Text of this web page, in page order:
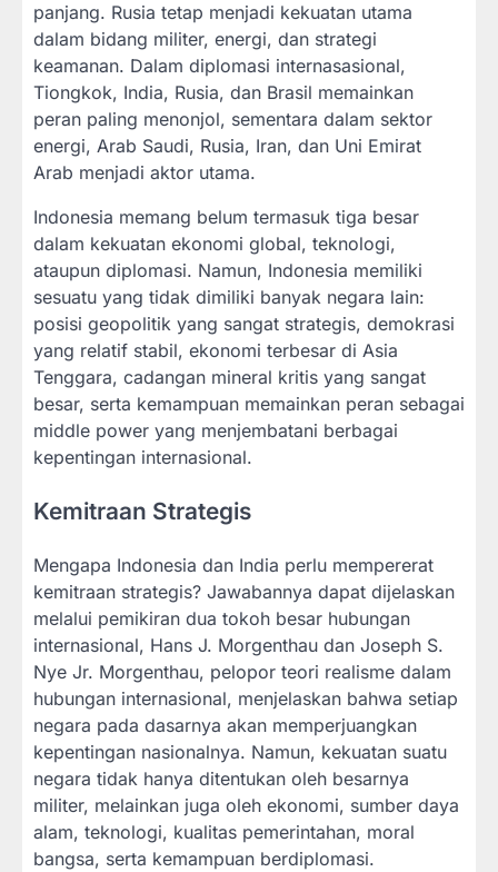
panjang. Rusia tetap menjadi kekuatan utama
dalam bidang militer, energi, dan strategi
keamanan. Dalam diplomasi internasasional,
Tiongkok, India, Rusia, dan Brasil memainkan
peran paling menonjol, sementara dalam sektor
energi, Arab Saudi, Rusia, Iran, dan Uni Emirat
Arab menjadi aktor utama.
Indonesia memang belum termasuk tiga besar
dalam kekuatan ekonomi global, teknologi,
ataupun diplomasi. Namun, Indonesia memiliki
sesuatu yang tidak dimiliki banyak negara lain:
posisi geopolitik yang sangat strategis, demokrasi
yang relatif stabil, ekonomi terbesar di Asia
Tenggara, cadangan mineral kritis yang sangat
besar, serta kemampuan memainkan peran sebagai
middle power yang menjembatani berbagai
kepentingan internasional.
Kemitraan Strategis
Mengapa Indonesia dan India perlu mempererat
kemitraan strategis? Jawabannya dapat dijelaskan
melalui pemikiran dua tokoh besar hubungan
internasional, Hans J. Morgenthau dan Joseph S.
Nye Jr. Morgenthau, pelopor teori realisme dalam
hubungan internasional, menjelaskan bahwa setiap
negara pada dasarnya akan memperjuangkan
kepentingan nasionalnya. Namun, kekuatan suatu
negara tidak hanya ditentukan oleh besarnya
militer, melainkan juga oleh ekonomi, sumber daya
alam, teknologi, kualitas pemerintahan, moral
bangsa, serta kemampuan berdiplomasi.